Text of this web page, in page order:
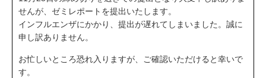
せんが、ゼミレポートを提出いたします。
インフルエンザにかかり、提出が遅れてしまいました。誠に
申し訳ありません。
お忙しいところ恐れ入りますが、ご確認いただけると幸いで
す。